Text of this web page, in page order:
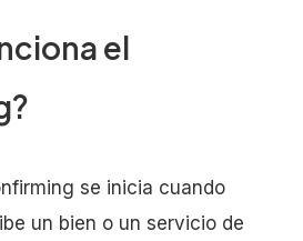
el
se inicia cuando
un bien o un servicio de